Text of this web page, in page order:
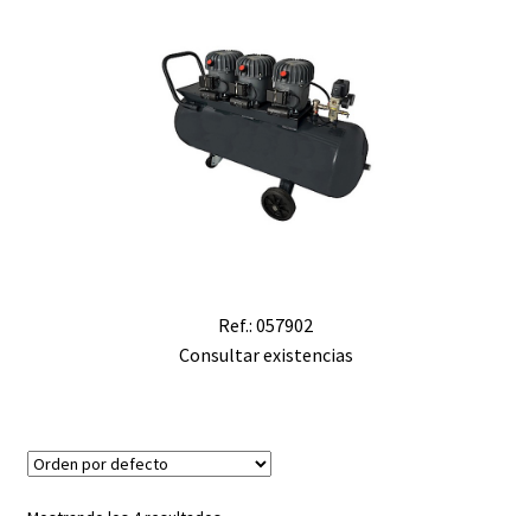
Ref.: 057902
Consultar existencias